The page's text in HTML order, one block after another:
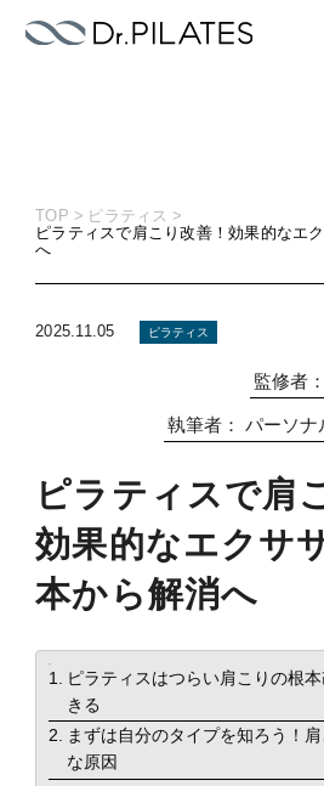
TOP
ピラティス
ピラティスで肩こり改善！効果的なエ
へ
2025.11.05 ピラティス
監修者：
執筆者： パーソナ
ピラティスで肩
効果的なエクサ
本から解消へ
ピラティスはつらい肩こりの根
きる
まずは自分のタイプを知ろう！
な原因